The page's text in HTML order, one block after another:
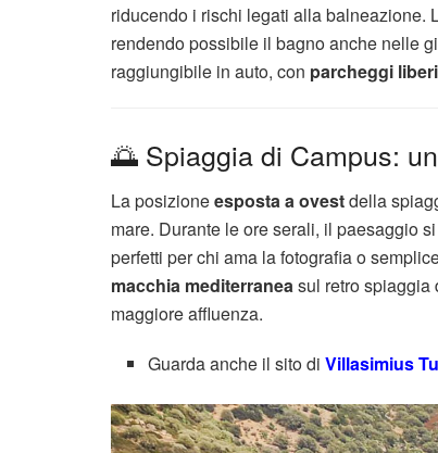
riducendo i rischi legati alla balneazione.
rendendo possibile il bagno anche nelle
raggiungibile in auto, con parcheggi liberi
🌅 Spiaggia di Campus:
La posizioneesposta a ovestdella
mare. Durante le ore serali, il paesaggio
perfetti per chi ama la fotografia o
macchia mediterraneasul retro spiaggia
maggiore affluenza.
Guarda anche il sito diVillasimius